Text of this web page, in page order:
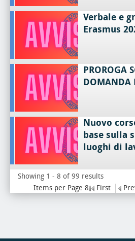
Verbale e
Erasmus
PROROGA
DOMANDA
Nuovo
base sulla
luoghi di
Showing 1 - 8 of 99 results
Items per Page 8
First